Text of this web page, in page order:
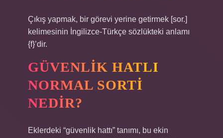
Çıkış yapmak, bir görevi yerine getirmek [sor.]
kelimesinin İngilizce-Türkçe sözlükteki anlamı
{f}’dir.
GÜVENLIK HATLI
NORMAL SORTI
NEDIR?
Eklerdeki “güvenlik hattı” tanımı, bu ekin